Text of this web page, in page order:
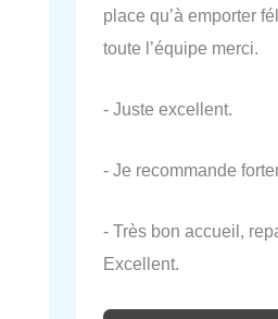
place qu’à emporter
toute l’équipe merci.
- Juste excellent.
- Je recommande
- Très bon accueil,
Excellent.